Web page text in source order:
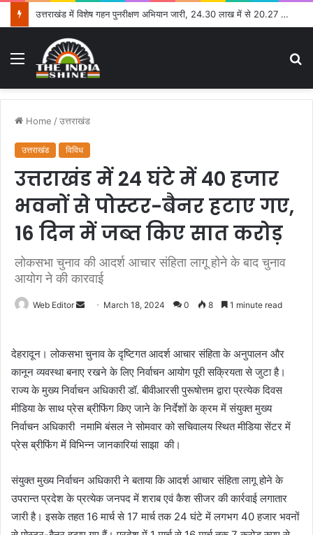
उत्तराखंड में विशेष गहन पुनरीक्षण अभियान जारी, 24.30 लाख में से 20.27 लाख मतदाताओं तक पहुंचे नोटिस: सीईओ
Menu
Home /उत्तराखंड
उत्तराखंड विविध
उत्तराखंड में 24 घंटे में 40 हजार
भवनों से पोस्टर-बैनर हटाए गए,
16 दिन में जब्त किए सात करोड़
लोकसभा चुनाव की आदर्श आचार संहिता लागू होने के बाद चुनाव
आयोग ने की कारवाई
Web Editor
d
a
n
e
m
a
March 18, 2024 0 8 1 minute read
देहरादून। लोकसभा चुनाव के दृष्टिगत आदर्श आचार संहिता के अनुपालन और
कानून व्यवस्था बनाए रखने के लिए निर्वाचन आयोग पूरी सक्रियता से जुटा है।
राज्य के मुख्य निर्वाचन अधिकारी डॉ. बीवीआरसी पुरूषोत्तम द्वारा प्रत्येक दिवस
मीडिया के साथ प्रेस ब्रीफिंग किए जाने के निर्देशों के क्रम में संयुक्त मुख्य
निर्वाचन अधिकारी नमामि बंसल ने सोमवार को सचिवालय स्थित मीडिया सेंटर में
प्रेस ब्रीफिंग में विभिन्न जानकारियां साझा की।
संयुक्त मुख्य निर्वाचन अधिकारी ने बताया कि आदर्श आचार संहिता लागू होने के
उपरान्त प्रदेश के प्रत्येक जनपद में शराब एवं कैश सीजर की कार्रवाई लगातार
जारी है। इसके तहत 16 मार्च से 17 मार्च तक 24 घंटे में लगभग 40 हजार भवनों